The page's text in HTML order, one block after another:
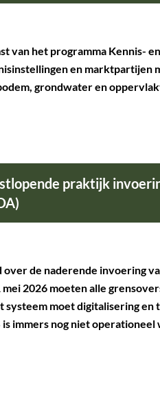
van het programma Kennis-
en marktpartijen
grondwater en
praktijk
de naderende invoering
2026 moeten alle
systeem moet digitalisering
immers nog niet